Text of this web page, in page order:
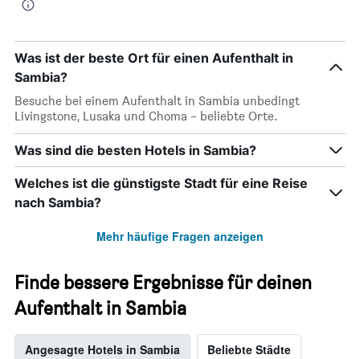
Was ist der beste Ort für einen Aufenthalt in
Sambia?
Besuche bei einem Aufenthalt in Sambia unbedingt
Livingstone, Lusaka und Choma – beliebte Orte.
Was sind die besten Hotels in Sambia?
Welches ist die günstigste Stadt für eine Reise
nach Sambia?
Mehr häufige Fragen anzeigen
Finde bessere Ergebnisse für deinen
Aufenthalt in Sambia
Angesagte Hotels in Sambia Beliebte Städte